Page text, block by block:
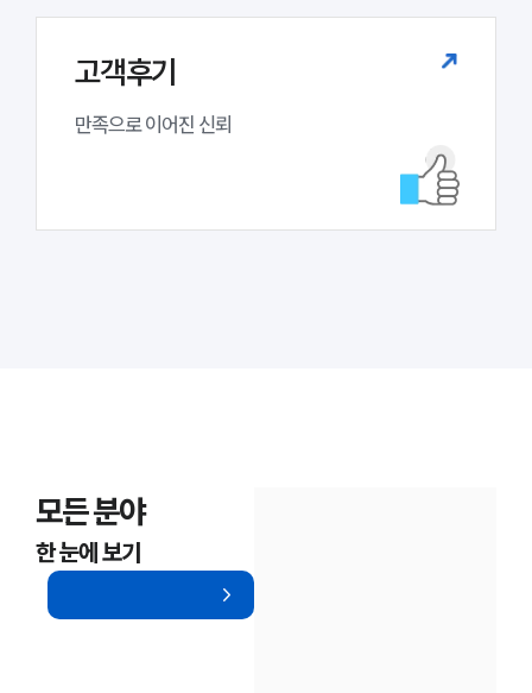
뉴스레터/브로슈어
대륜법률상담예약
고객후기
만족으로 이어진 신뢰
모든 분야
한 눈에 보기